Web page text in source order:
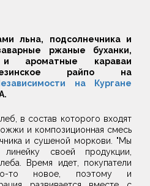
льна, подсолнечника и
ржаные буханки,
ароматные караваи
райпо на
на Кургане
в состав которого входят
и композиционная смесь
и сушеной моркови. "Мы
своей продукции,
Время идет, покупатели
то новое, поэтому и